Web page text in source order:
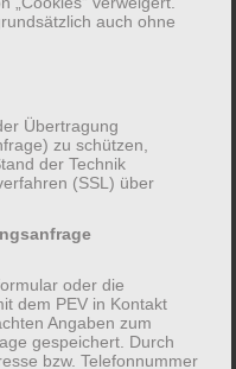
(12 Termine in
auch ohne
Übertragung
zu schützen,
der Technik
(SSL) über
oder die
dem PEV in Kontakt
Angaben zum
gespeichert. Durch
bzw. Telefonnummer